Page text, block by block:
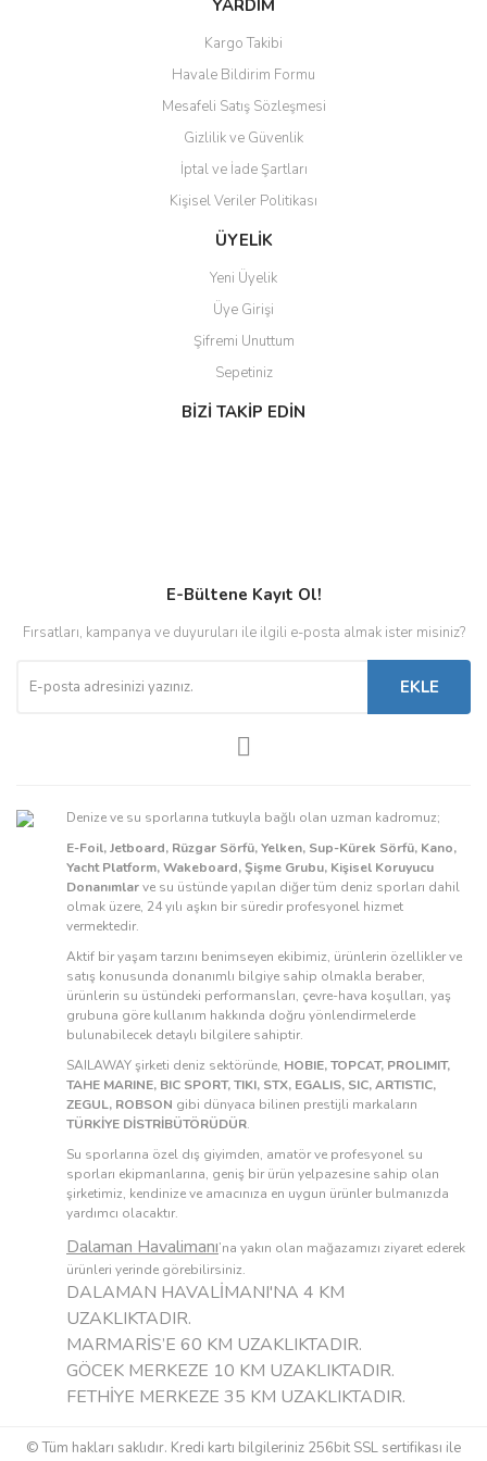
Gönder
YARDIM
Kargo Takibi
Havale Bildirim Formu
Mesafeli Satış Sözleşmesi
Gizlilik ve Güvenlik
İptal ve İade Şartları
Kişisel Veriler Politikası
ÜYELİK
Yeni Üyelik
Üye Girişi
Şifremi Unuttum
Sepetiniz
BİZİ TAKİP EDİN
E-Bültene Kayıt Ol!
Fırsatları, kampanya ve duyuruları ile ilgili e-posta almak ister misiniz?
EKLE
Denize ve su sporlarına tutkuyla bağlı olan uzman kadromuz;
E-Foil, Jetboard, Rüzgar Sörfü, Yelken, Sup-Kürek Sörfü, Kano,
Yacht Platform, Wakeboard, Şişme Grubu, Kişisel Koruyucu
Donanımlarve su üstünde yapılan diğer tüm deniz sporları dahil
olmak üzere, 24 yılı aşkın bir süredir profesyonel hizmet
vermektedir.
Aktif bir yaşam tarzını benimseyen ekibimiz, ürünlerin özellikler ve
satış konusunda donanımlı bilgiye sahip olmakla beraber,
ürünlerin su üstündeki performansları, çevre-hava koşulları, yaş
grubuna göre kullanım hakkında doğru yönlendirmelerde
bulunabilecek detaylı bilgilere sahiptir.
SAILAWAY şirketi deniz sektöründe, HOBIE, TOPCAT, PROLIMIT,
TAHE MARINE, BIC SPORT, TIKI, STX, EGALIS, SIC, ARTISTIC,
ZEGUL, ROBSON gibi dünyaca bilinen prestijli markaların
TÜRKİYE DİSTRİBÜTÖRÜDÜR.
Su sporlarına özel dış giyimden, amatör ve profesyonel su
sporları ekipmanlarına, geniş bir ürün yelpazesine sahip olan
şirketimiz, kendinize ve amacınıza en uygun ürünler bulmanızda
yardımcı olacaktır.
Dalaman Havalimanı’na yakın olan mağazamızı ziyaret ederek
ürünleri yerinde görebilirsiniz.
DALAMAN HAVALİMANI'NA 4 KM
UZAKLIKTADIR.
MARMARİS’E 60 KM UZAKLIKTADIR.
GÖCEK MERKEZE 10 KM UZAKLIKTADIR.
FETHİYE MERKEZE 35 KM UZAKLIKTADIR.
© Tüm hakları saklıdır. Kredi kartı bilgileriniz 256bit SSL sertifikası ile